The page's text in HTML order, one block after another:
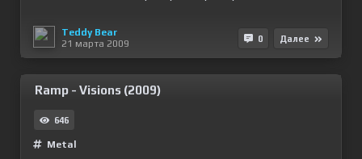
Teddy Bear
21 марта 2009
0 Далее
Ramp - Visions (2009)
646
Metal